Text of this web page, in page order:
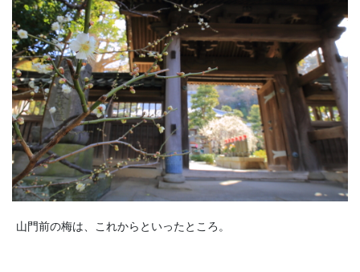
山門前の梅は、これからといったところ。